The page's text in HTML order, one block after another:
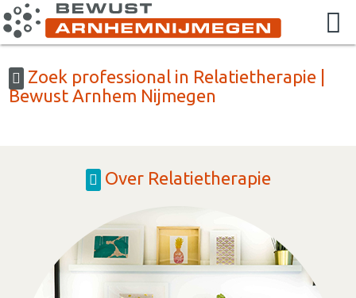
Zoek professional in Relatietherapie |
Bewust Arnhem Nijmegen
Over Relatietherapie